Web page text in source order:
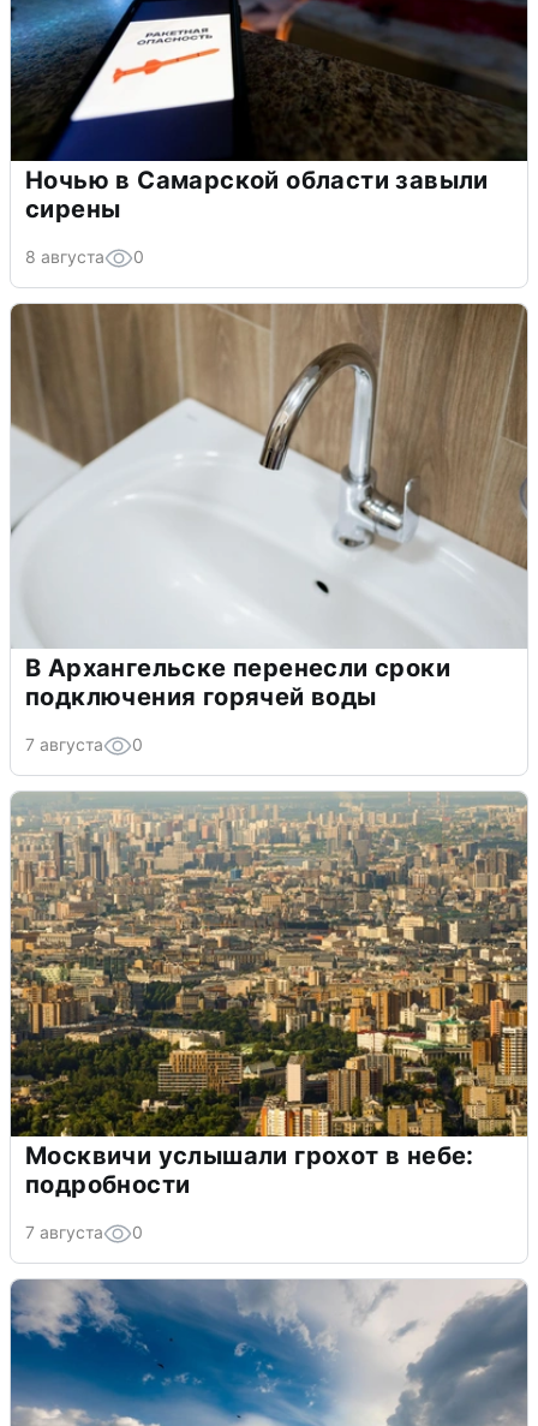
Ночью в Самарской области завыли
сирены
8 августа 0
В Архангельске перенесли сроки
подключения горячей воды
7 августа 0
Москвичи услышали грохот в небе:
подробности
7 августа 0